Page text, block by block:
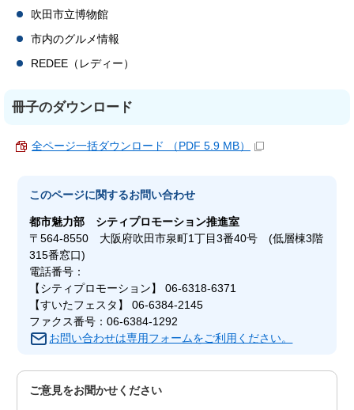
吹田市立博物館
市内のグルメ情報
REDEE（レディー）
冊子のダウンロード
全ページ一括ダウンロード （PDF 5.9 MB）
このページに関するお問い合わせ
都市魅力部 シティプロモーション推進室
〒564-8550 大阪府吹田市泉町1丁目3番40号 (低層棟3階
315番窓口)
電話番号：
【シティプロモーション】 06-6318-6371
【すいたフェスタ】 06-6384-2145
ファクス番号：06-6384-1292
お問い合わせは専用フォームをご利用ください。
ご意見をお聞かせください